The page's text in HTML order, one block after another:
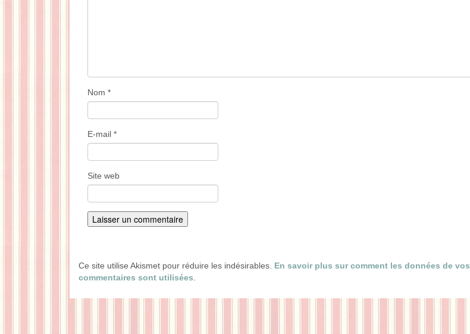
Nom *
E-mail *
Site web
Ce site utilise Akismet pour réduire les indésirables. En savoir plus sur comment les données de vos
commentaires sont utilisées